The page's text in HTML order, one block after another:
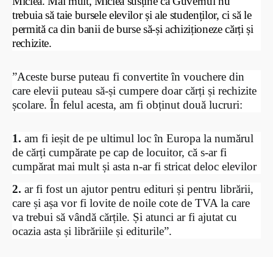
trebuia să taie bursele elevilor și ale studenților, ci să le
permită ca din banii de burse să-și achiziționeze cărți și
rechizite.
”Aceste burse puteau fi convertite în vouchere din
care elevii puteau să-și cumpere doar cărți și rechizite
școlare. În felul acesta, am fi obținut două lucruri:
1. am fi ieșit de pe ultimul loc în Europa la numărul
de cărți cumpărate pe cap de locuitor, că s-ar fi
cumpărat mai mult și asta n-ar fi stricat deloc elevilor
2. ar fi fost un ajutor pentru edituri și pentru librării,
care și așa vor fi lovite de noile cote de TVA la care
va trebui să vândă cărțile. Și atunci ar fi ajutat cu
ocazia asta și librăriile și editurile”.